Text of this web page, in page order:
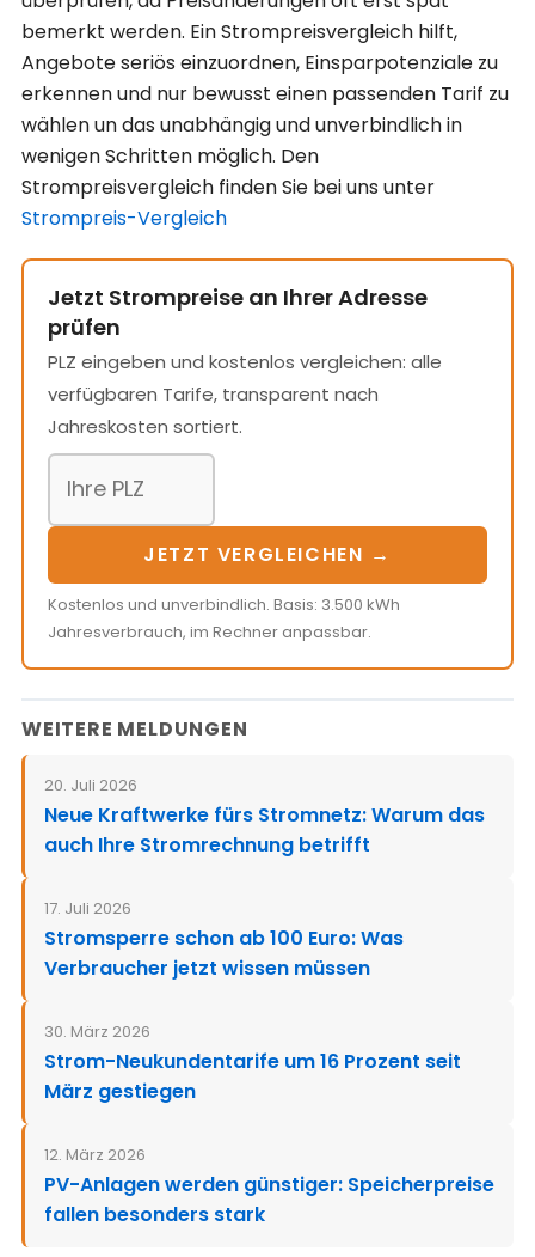
bemerkt werden. Ein Strompreisvergleich hilft,
Angebote seriös einzuordnen, Einsparpotenziale zu
erkennen und nur bewusst einen passenden Tarif zu
wählen un das unabhängig und unverbindlich in
wenigen Schritten möglich. Den
Strompreisvergleich finden Sie bei uns unter
Strompreis-Vergleich
Jetzt Strompreise an Ihrer Adresse
prüfen
PLZ eingeben und kostenlos vergleichen: alle
verfügbaren Tarife, transparent nach
Jahreskosten sortiert.
JETZT VERGLEICHEN →
Kostenlos und unverbindlich. Basis: 3.500 kWh
Jahresverbrauch, im Rechner anpassbar.
WEITERE MELDUNGEN
20. Juli 2026
Neue Kraftwerke fürs Stromnetz: Warum das
auch Ihre Stromrechnung betrifft
17. Juli 2026
Stromsperre schon ab 100 Euro: Was
Verbraucher jetzt wissen müssen
30. März 2026
Strom-Neukundentarife um 16 Prozent seit
März gestiegen
12. März 2026
PV-Anlagen werden günstiger: Speicherpreise
fallen besonders stark